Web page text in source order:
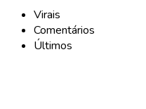
Virais
Comentários
Últimos